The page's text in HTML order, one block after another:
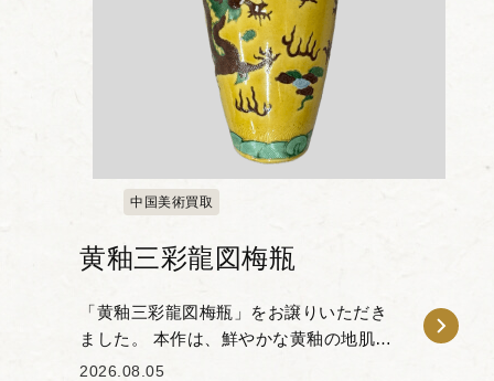
中国美術買取
黄釉三彩龍図梅瓶
「黄釉三彩龍図梅瓶」をお譲りいただき
ました。 本作は、鮮やかな黄釉の地肌
に、龍の姿や霊芝雲文（れいしぐもも
2026.08.05